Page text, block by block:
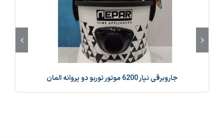
جاروبرقی نپار 6200 موتور توربو دو پروانه المان